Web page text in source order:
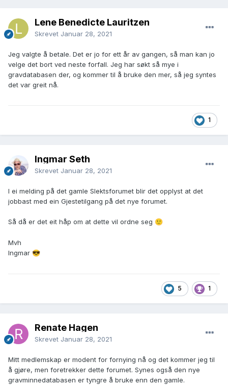
Lene Benedicte Lauritzen
Skrevet Januar 28, 2021
Jeg valgte å betale. Det er jo for ett år av gangen, så man kan jo
velge det bort ved neste forfall. Jeg har søkt så mye i
gravdatabasen der, og kommer til å bruke den mer, så jeg syntes
det var greit nå.
1
Ingmar Seth
Skrevet Januar 28, 2021
I ei melding på det gamle Slektsforumet blir det opplyst at det
jobbast med ein Gjestetilgang på det nye forumet.
Så då er det eit håp om at dette vil ordne seg 🙂
Mvh
Ingmar 😎
5 1
Renate Hagen
Skrevet Januar 28, 2021
Mitt medlemskap er modent for fornying nå og det kommer jeg til
å gjøre, men foretrekker dette forumet. Synes også den nye
gravminnedatabasen er tyngre å bruke enn den gamle.